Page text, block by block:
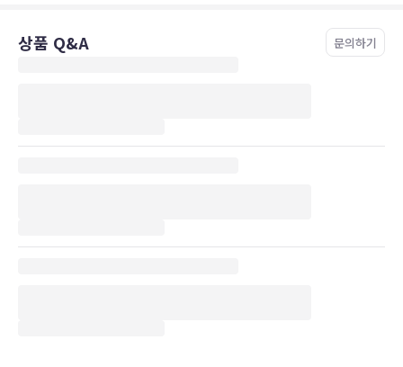
상품 Q&A 문의하기